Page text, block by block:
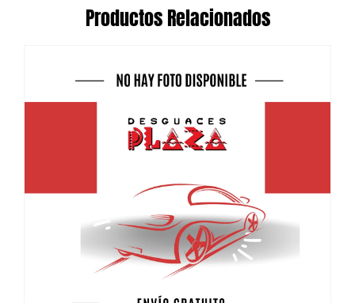
Productos Relacionados